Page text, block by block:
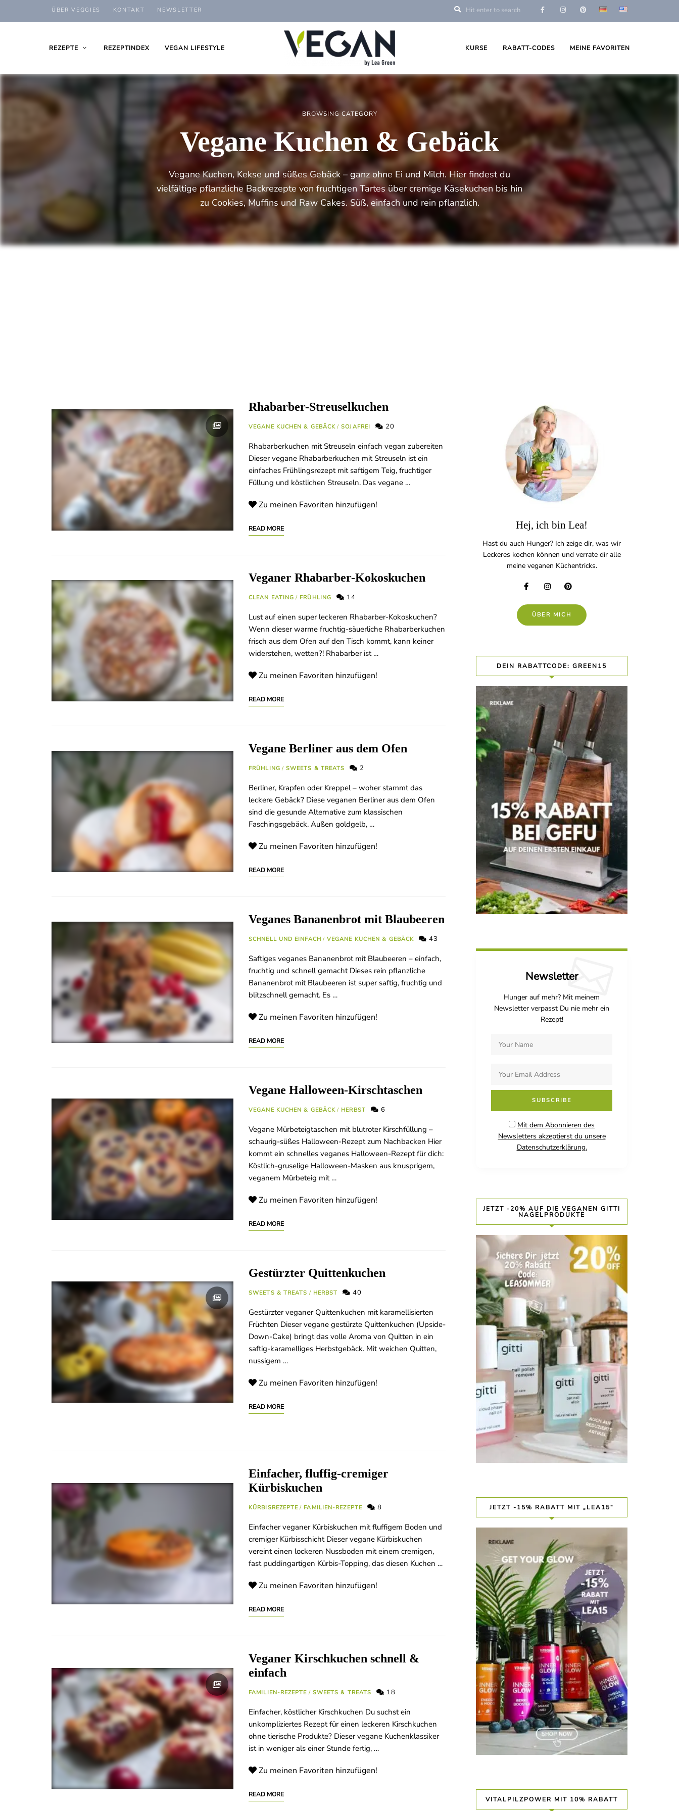
ÜBER VEGGIES KONTAKT NEWSLETTER
veggies
Foodblog
einfache
saisonales
Kochen,
Lifestyle
REZEPTE REZEPTINDEX VEGAN LIFESTYLE KURSE RABATT-CODES MEINE FAVORITEN
BROWSING CATEGORY
Vegane Kuchen & Gebäck
Vegane Kuchen, Kekse und süßes Gebäck – ganz ohne Ei und Milch. Hier findest du
vielfältige pflanzliche Backrezepte von fruchtigen Tartes über cremige Käsekuchen bis hin
zu Cookies, Muffins und Raw Cakes. Süß, einfach und rein pflanzlich.
Rhabarber-Streuselkuchen
VEGANE KUCHEN & GEBÄCK / SOJAFREI 20
Rhabarberkuchen mit Streuseln einfach vegan zubereiten
Dieser vegane Rhabarberkuchen mit Streuseln ist ein
einfaches Frühlingsrezept mit saftigem Teig, fruchtiger
Füllung und köstlichen Streuseln. Das vegane …
Zu meinen Favoriten hinzufügen!
READ MORE
Veganer Rhabarber-Kokoskuchen
CLEAN EATING / FRÜHLING 14
Lust auf einen super leckeren Rhabarber-Kokoskuchen?
Wenn dieser warme fruchtig-säuerliche Rhabarberkuchen
frisch aus dem Ofen auf den Tisch kommt, kann keiner
widerstehen, wetten?! Rhabarber ist …
Zu meinen Favoriten hinzufügen!
READ MORE
Vegane Berliner aus dem Ofen
FRÜHLING / SWEETS & TREATS 2
Berliner, Krapfen oder Kreppel – woher stammt das
leckere Gebäck? Diese veganen Berliner aus dem Ofen
sind die gesunde Alternative zum klassischen
Faschingsgebäck. Außen goldgelb, …
Zu meinen Favoriten hinzufügen!
READ MORE
Veganes Bananenbrot mit Blaubeeren
SCHNELL UND EINFACH / VEGANE KUCHEN & GEBÄCK 43
Saftiges veganes Bananenbrot mit Blaubeeren – einfach,
fruchtig und schnell gemacht Dieses rein pflanzliche
Bananenbrot mit Blaubeeren ist super saftig, fruchtig und
blitzschnell gemacht. Es …
Zu meinen Favoriten hinzufügen!
READ MORE
Vegane Halloween-Kirschtaschen
VEGANE KUCHEN & GEBÄCK / HERBST 6
Vegane Mürbeteigtaschen mit blutroter Kirschfüllung –
schaurig-süßes Halloween-Rezept zum Nachbacken Hier
kommt ein schnelles veganes Halloween-Rezept für dich:
Köstlich-gruselige Halloween-Masken aus knusprigem,
veganem Mürbeteig mit …
Zu meinen Favoriten hinzufügen!
READ MORE
Gestürzter Quittenkuchen
SWEETS & TREATS / HERBST 40
Gestürzter veganer Quittenkuchen mit karamellisierten
Früchten Dieser vegane gestürzte Quittenkuchen (Upside-
Down-Cake) bringt das volle Aroma von Quitten in ein
saftig-karamelliges Herbstgebäck. Mit weichen Quitten,
nussigem …
Zu meinen Favoriten hinzufügen!
READ MORE
Einfacher, fluffig-cremiger
Kürbiskuchen
KÜRBISREZEPTE / FAMILIEN-REZEPTE 8
Einfacher veganer Kürbiskuchen mit fluffigem Boden und
cremiger Kürbisschicht Dieser vegane Kürbiskuchen
vereint einen lockeren Nussboden mit einem cremigen,
fast puddingartigen Kürbis-Topping, das diesen Kuchen …
Zu meinen Favoriten hinzufügen!
READ MORE
Veganer Kirschkuchen schnell &
einfach
FAMILIEN-REZEPTE / SWEETS & TREATS 18
Einfacher, köstlicher Kirschkuchen Du suchst ein
unkompliziertes Rezept für einen leckeren Kirschkuchen
ohne tierische Produkte? Dieser vegane Kuchenklassiker
ist in weniger als einer Stunde fertig, …
Zu meinen Favoriten hinzufügen!
READ MORE
Hej, ich bin Lea!
Hast du auch Hunger? Ich zeige dir, was wir
Leckeres kochen können und verrate dir alle
meine veganen Küchentricks.
ÜBER MICH
DEIN RABATTCODE: GREEN15
Newsletter
Hunger auf mehr? Mit meinem
Newsletter verpasst Du nie mehr ein
Rezept!
Mit dem Abonnieren des
Newsletters akzeptierst du unsere
Datenschutzerklärung.
JETZT -20% AUF DIE VEGANEN GITTI
NAGELPRODUKTE
JETZT -15% RABATT MIT „LEA15“
VITALPILZPOWER MIT 10% RABATT